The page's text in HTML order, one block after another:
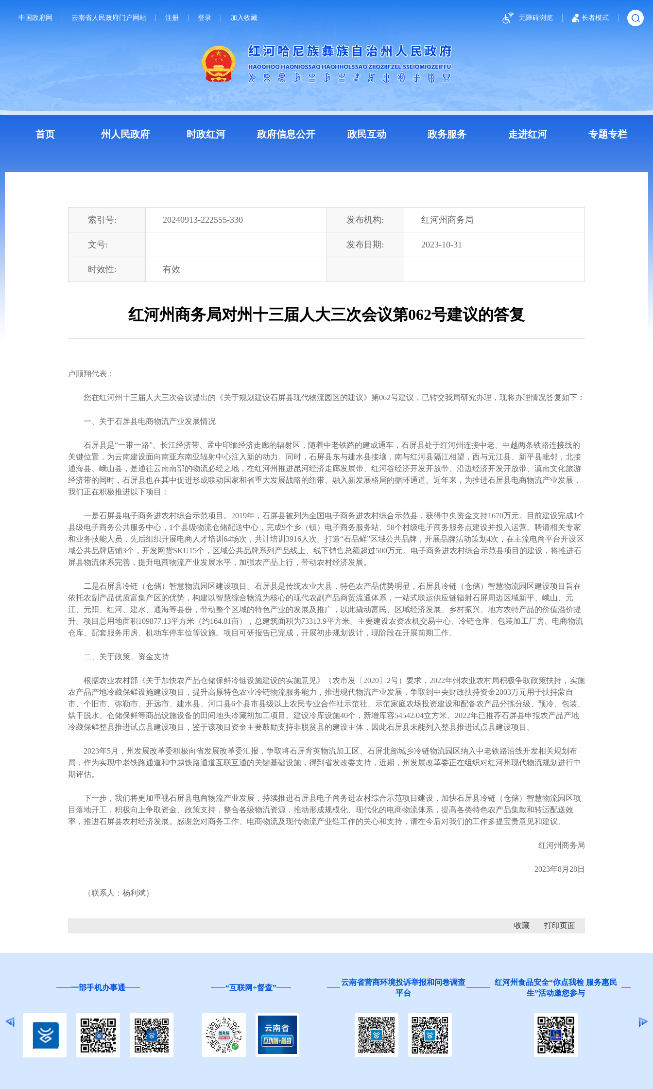
中国政府网 云南省人民政府门户网站 注册 登录 加入收藏 无障碍浏览 长者模式
首页 州人民政府 时政红河 政府信息公开 政民互动 政务服务 走进红河 专题专栏
索引号: 20240913-222555-330 发布机构: 红河州商务局
文号: 发布日期: 2023-10-31
时效性: 有效
红河州商务局对州十三届人大三次会议第062号建议的答复
卢顺翔代表：
您在红河州十三届人大三次会议提出的《关于规划建设石屏县现代物流园区的建议》第062号建议，已转交我局研究办理，现将办理情况答复如下：
一、关于石屏县电商物流产业发展情况
石屏县是“一带一路”、长江经济带、孟中印缅经济走廊的辐射区，随着中老铁路的建成通车，石屏县处于红河州连接中老、中越两条铁路连接线的
关键位置，为云南建设面向南亚东南亚辐射中心注入新的动力。同时，石屏县东与建水县接壤，南与红河县隔江相望，西与元江县、新平县毗邻，北接
通海县、峨山县，是通往云南南部的物流必经之地，在红河州推进昆河经济走廊发展带、红河谷经济开发开放带、沿边经济开发开放带、滇南文化旅游
经济带的同时，石屏县也在其中促进形成联动国家和省重大发展战略的纽带、融入新发展格局的循环通道。近年来，为推进石屏县电商物流产业发展，
我们正在积极推进以下项目：
一是石屏县电子商务进农村综合示范项目。2019年，石屏县被列为全国电子商务进农村综合示范县，获得中央资金支持1670万元。目前建设完成1个
县级电子商务公共服务中心，1个县级物流仓储配送中心，完成9个乡（镇）电子商务服务站、58个村级电子商务服务点建设并投入运营。聘请相关专家
和业务技能人员，先后组织开展电商人才培训64场次，共计培训3916人次。打造“石品鲜”区域公共品牌，开展品牌活动策划4次，在主流电商平台开设区
域公共品牌店铺3个，开发网货SKU15个，区域公共品牌系列产品线上、线下销售总额超过500万元。电子商务进农村综合示范县项目的建设，将推进石
屏县物流体系完善，提升电商物流产业发展水平，加强农产品上行，带动农村经济发展。
二是石屏县冷链（仓储）智慧物流园区建设项目。石屏县是传统农业大县，特色农产品优势明显，石屏县冷链（仓储）智慧物流园区建设项目旨在
依托农副产品优质富集产区的优势，构建以智慧综合物流为核心的现代农副产品商贸流通体系，一站式联运供应链辐射石屏周边区域新平、峨山、元
江、元阳、红河、建水、通海等县份，带动整个区域的特色产业的发展及推广，以此撬动富民、区域经济发展、乡村振兴、地方农特产品的价值溢价提
升。项目总用地面积109877.13平方米（约164.81亩），总建筑面积为73313.9平方米。主要建设农资农机交易中心、冷链仓库、包装加工厂房、电商物流
仓库、配套服务用房、机动车停车位等设施。项目可研报告已完成，开展初步规划设计，现阶段在开展前期工作。
二、关于政策、资金支持
根据农业农村部《关于加快农产品仓储保鲜冷链设施建设的实施意见》（农市发〔2020〕2号）要求，2022年州农业农村局积极争取政策扶持，实施
农产品产地冷藏保鲜设施建设项目，提升高原特色农业冷链物流服务能力，推进现代物流产业发展，争取到中央财政扶持资金2003万元用于扶持蒙自
市、个旧市、弥勒市、开远市、建水县、河口县6个县市县级以上农民专业合作社示范社、示范家庭农场投资建设和配备农产品分拣分级、预冷、包装、
烘干脱水、仓储保鲜等商品设施设备的田间地头冷藏初加工项目。建设冷库设施40个，新增库容54542.04立方米。2022年已推荐石屏县申报农产品产地
冷藏保鲜整县推进试点县建设项目，鉴于该项目资金主要鼓励支持非脱贫县的建设主体，因此石屏县未能列入整县推进试点县建设项目。
2023年5月，州发展改革委积极向省发展改革委汇报，争取将石屏育英物流加工区、石屏北部城乡冷链物流园区纳入中老铁路沿线开发相关规划布
局，作为实现中老铁路通道和中越铁路通道互联互通的关键基础设施，得到省发改委支持，近期，州发展改革委正在组织对红河州现代物流规划进行中
期评估。
下一步，我们将更加重视石屏县电商物流产业发展，持续推进石屏县电子商务进农村综合示范项目建设，加快石屏县冷链（仓储）智慧物流园区项
目落地开工，积极向上争取资金、政策支持，整合各级物流资源，推动形成规模化、现代化的电商物流体系，提高各类特色农产品集散和转运配送效
率，推进石屏县农村经济发展。感谢您对商务工作、电商物流及现代物流产业链工作的关心和支持，请在今后对我们的工作多提宝贵意见和建议。
红河州商务局
2023年8月28日
（联系人：杨利斌）
收藏
一部手机办事通 “互联网+督查”
云南省营商环境投诉举报和问卷调查
平台
红河州食品安全“你点我检 服务惠民
生”活动邀您参与